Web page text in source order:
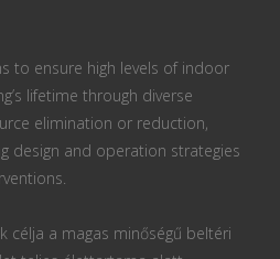
to ensure high levels of indoor
lifetime through diverse
elimination or reduction,
design and operation strategies
célja a magas minőségű beltéri